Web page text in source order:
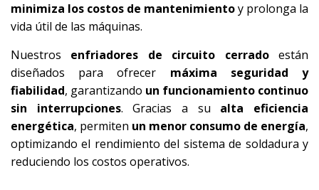
minimiza los costos de mantenimientoy prolonga la
vida útil de las máquinas.
Nuestros enfriadores de circuito cerradoestán
diseñados para ofrecer máxima seguridad y
fiabilidad, garantizando un funcionamiento continuo
sin interrupciones. Gracias a su alta eficiencia
energética, permiten un menor consumo de energía,
optimizando el rendimiento del sistema de soldadura y
reduciendo los costos operativos.